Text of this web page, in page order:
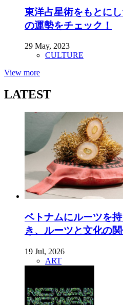
東洋占星術をもとに
の運勢をチェック！
29 May, 2023
CULTURE
View more
LATEST
ベトナムにルーツを
き、ルーツと文化の
19 Jul, 2026
ART